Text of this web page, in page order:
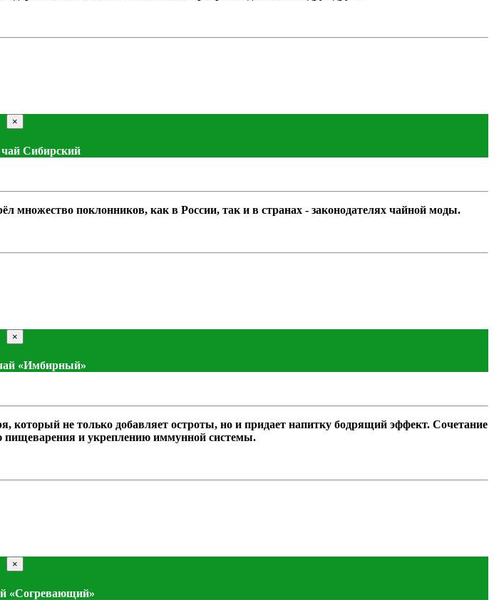
×
Сибирский
поклонников, как в России, так и в странах - законодателях чайной моды.
×
«Имбирный»
не только добавляет остроты, но и придает напитку бодрящий эффект. Сочетание
пищеварения и укреплению иммунной системы.
×
«Согревающий»